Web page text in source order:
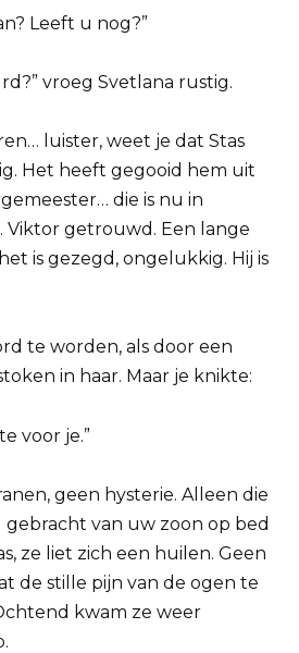
Leeft u nog?”
vroeg Svetlana rustig.
luister, weet je dat Stas
Het heeft gegooid hem uit
die is nu in
Viktor getrouwd. Een lange
is gezegd, ongelukkig. Hij is
te worden, als door een
in haar. Maar je knikte:
voor je.”
geen hysterie. Alleen die
gebracht van uw zoon op bed
ze liet zich een huilen. Geen
de stille pijn van de ogen te
kwam ze weer